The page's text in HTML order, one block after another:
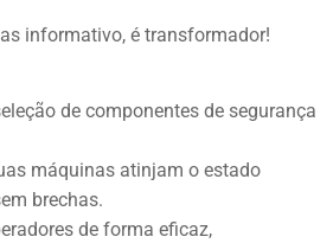
informativo, é transformador!
de componentes de segurança
máquinas atinjam o estado
brechas.
de forma eficaz,